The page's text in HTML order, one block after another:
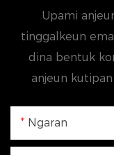
Upami
tinggalkeun
dina bentuk
anjeun
Ngaran